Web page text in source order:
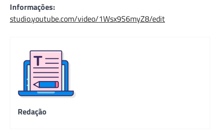
Informações:
studio.youtube.com/video/1Wsx9S6myZ8/edit
Redação